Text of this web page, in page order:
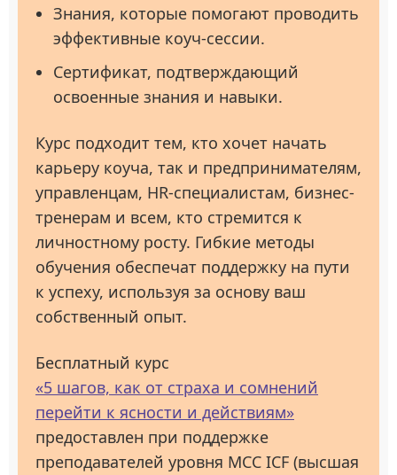
Знания, которые помогают проводить
эффективные коуч-сессии.
Сертификат, подтверждающий
освоенные знания и навыки.
Курс подходит тем, кто хочет начать
карьеру коуча, так и предпринимателям,
управленцам, HR-специалистам, бизнес-
тренерам и всем, кто стремится к
личностному росту. Гибкие методы
обучения обеспечат поддержку на пути
к успеху, используя за основу ваш
собственный опыт.
Бесплатный курс
«5 шагов, как от страха и сомнений
перейти к ясности и действиям»
предоставлен при поддержке
преподавателей уровня МСС ICF (высшая